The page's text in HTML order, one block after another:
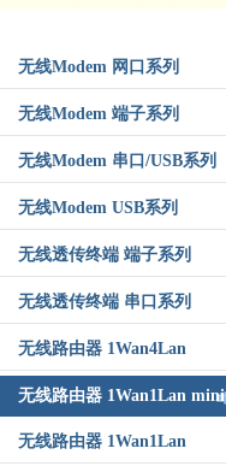
无线Modem 网口系列
无线Modem 端子系列
无线Modem 串口/USB系列
无线Modem USB系列
无线透传终端 端子系列
无线透传终端 串口系列
无线路由器 1Wan4Lan
无线路由器 1Wan1Lan mini
无线路由器 1Wan1Lan